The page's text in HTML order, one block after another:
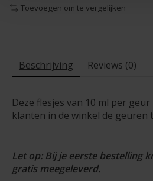
Toevoegen om te vergelijken
Beschrijving Reviews (0)
Deze flesjes van 10 ml per
klanten in de winkel de geuren
Let op: Bij je eerste bestelling
gratis meegeleverd.